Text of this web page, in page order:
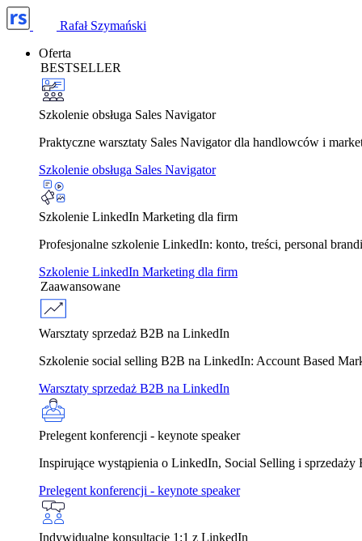
Rafał Szymański
Oferta
BESTSELLER
Szkolenie obsługa Sales Navigator
Praktyczne warsztaty Sales Navigator dla handlowców i
Szkolenie obsługa Sales Navigator
Szkolenie LinkedIn Marketing dla firm
Profesjonalne szkolenie LinkedIn: konto, treści, personal
Szkolenie LinkedIn Marketing dla firm
Zaawansowane
Warsztaty sprzedaż B2B na LinkedIn
Szkolenie social selling B2B na LinkedIn: Account Based
Warsztaty sprzedaż B2B na LinkedIn
Prelegent konferencji - keynote speaker
Inspirujące wystąpienia o LinkedIn, Social Selling i
Prelegent konferencji - keynote speaker
Indywidualne konsultacje 1:1 z LinkedIn